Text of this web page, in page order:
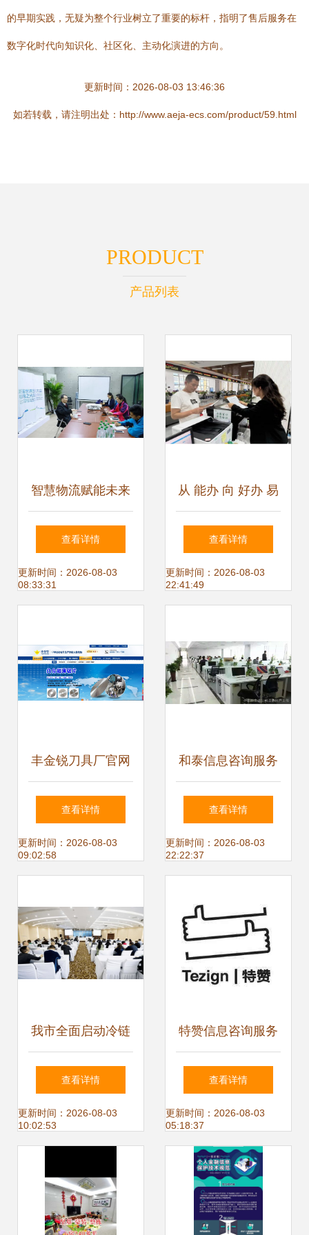
的早期实践，无疑为整个行业树立了重要的标杆，指明了售后服务在
数字化时代向知识化、社区化、主动化演进的方向。
更新时间：2026-08-03 13:46:36
如若转载，请注明出处：http://www.aeja-ecs.com/product/59.html
PRODUCT
产品列表
智慧物流赋能未来
传化智联在世界互
联网大会展示创新
查看详情
更新时间：2026-08-03
08:33:31
从 能办 向 好办 易
办 满意办 的转型
升级之路 邵阳市烟
服务改革纪实
查看详情
更新时间：2026-08-03
22:41:49
丰金锐刀具厂官网
认准与信息咨询服
务的重要性
查看详情
更新时间：2026-08-03
09:02:58
和泰信息咨询服务
助力企业决策的智
慧引擎
查看详情
更新时间：2026-08-03
22:22:37
我市全面启动冷链
食品信息化追溯体
系培训，市场信息
查看详情
更新时间：2026-08-03
10:02:53
特赞信息咨询服务
构建数字化商业智
慧桥梁
查看详情
更新时间：2026-08-03
05:18:37